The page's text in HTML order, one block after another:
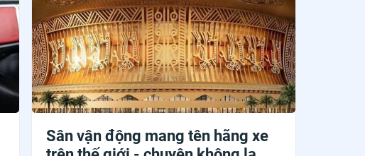
Sân vận động mang tên hãng xe